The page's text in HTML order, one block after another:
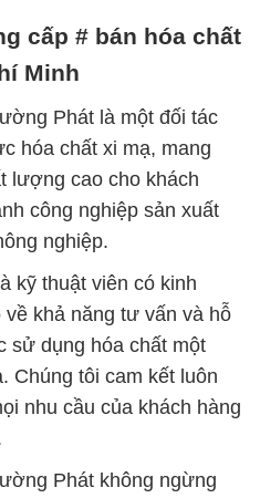
cấp # bán hóa chất
Minh
Phát là một đối tác
hóa chất xi mạ, mang
lượng cao cho khách
công nghiệp sản xuất
nghiệp.
kỹ thuật viên có kinh
khả năng tư vấn và hỗ
sử dụng hóa chất một
Chúng tôi cam kết luôn
nhu cầu của khách hàng
Phát không ngừng